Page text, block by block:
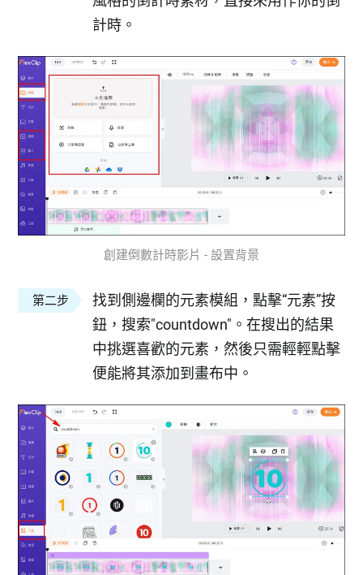
計時。
創建倒數計時影片 - 設置背景
第二步
找到側邊欄的元素模組，點擊“元素”按
鈕，搜索"countdown"。在搜出的結果
中挑選喜歡的元素，然後只需輕輕點擊
便能將其添加到畫布中。